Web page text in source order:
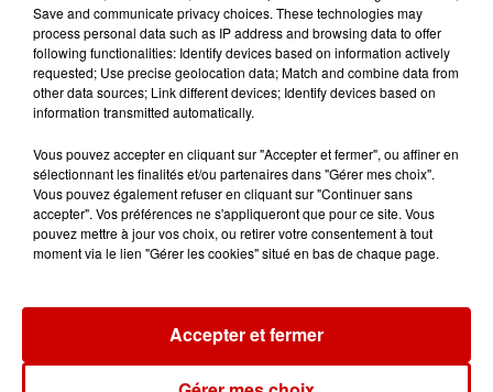
Alouette vous invite à
Futuroscope Xperiences !
Le Duel - Gagnez votre balade
en jet ski !
Newsletter
Save and communicate privacy choices. These technologies may
process personal data such as IP address and browsing data to offer
following functionalities: Identify devices based on information actively
requested; Use precise geolocation data; Match and combine data from
other data sources; Link different devices; Identify devices based on
information transmitted automatically.
Vous pouvez accepter en cliquant sur "Accepter et fermer", ou affiner en
sélectionnant les finalités et/ou partenaires dans "Gérer mes choix".
Vous pouvez également refuser en cliquant sur "Continuer sans
accepter". Vos préférences ne s'appliqueront que pour ce site. Vous
pouvez mettre à jour vos choix, ou retirer votre consentement à tout
moment via le lien "Gérer les cookies" situé en bas de chaque page.
Accepter et fermer